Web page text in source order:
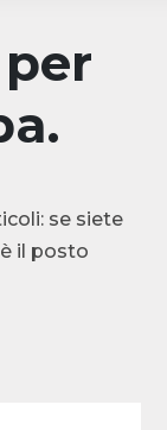
se siete
il posto